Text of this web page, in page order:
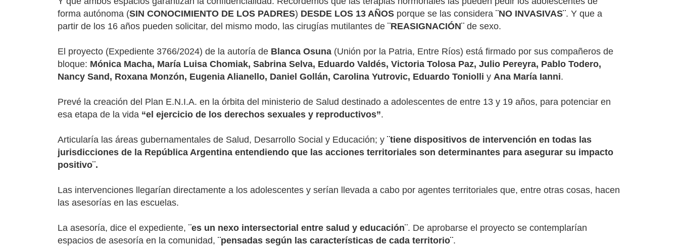
forma autónoma (SIN CONOCIMIENTO DE LOS PADRES) DESDE LOS 13 AÑOS porque se las considera¨NO INVASIVAS¨. Y que a
partir de los 16 años pueden solicitar, del mismo modo, las cirugías mutilantes de¨REASIGNACIÓN¨ de sexo.
El proyecto (Expediente 3766/2024) de la autoría de Blanca Osuna (Unión por la Patria, Entre Ríos) está firmado por sus compañeros de
bloque: Mónica Macha, María Luisa Chomiak, Sabrina Selva, Eduardo Valdés, Victoria Tolosa Paz, Julio Pereyra, Pablo Todero,
Nancy Sand, Roxana Monzón, Eugenia Alianello, Daniel Gollán, Carolina Yutrovic, Eduardo ToniolliyAna María Ianni.
Prevé la creación del Plan E.N.I.A. en la órbita del ministerio de Salud destinado a adolescentes de entre 13 y 19 años, para potenciar en
esa etapa de la vida “el ejercicio de los derechos sexuales y reproductivos”.
Articularía las áreas gubernamentales de Salud, Desarrollo Social y Educación; y¨tiene dispositivos de intervención en todas las
jurisdicciones de la República Argentina entendiendo que las acciones territoriales son determinantes para asegurar su impacto
positivo¨.
Las intervenciones llegarían directamente a los adolescentes y serían llevada a cabo por agentes territoriales que, entre otras cosas, hacen
las asesorías en las escuelas.
La asesoría, dice el expediente,¨es un nexo intersectorial entre salud y educación¨. De aprobarse el proyecto se contemplarían
espacios de asesoría en la comunidad,¨pensadas según las características de cada territorio¨.